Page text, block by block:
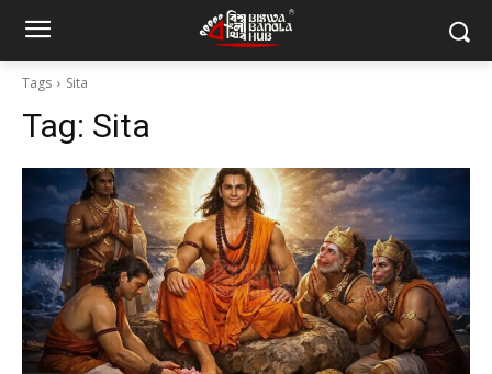
Tags Sita
Tag: Sita